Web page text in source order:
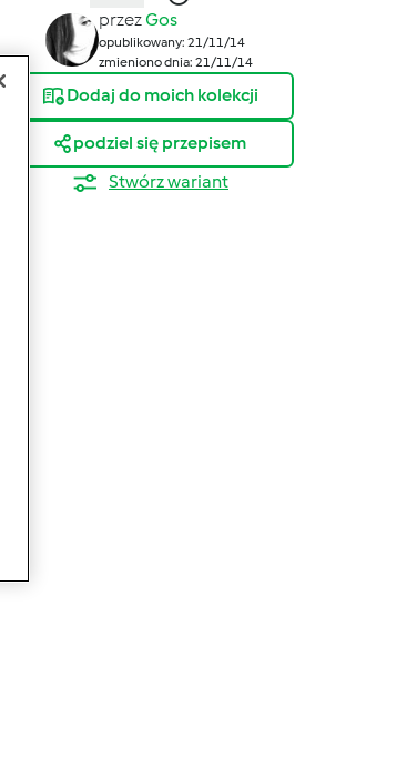
przezGos
opublikowany: 21/11/14
zmieniono dnia: 21/11/14
Dodaj do moich kolekcji
podziel się przepisem
Stwórz wariant